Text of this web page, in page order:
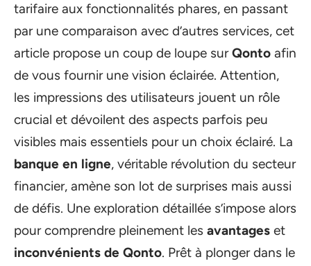
tarifaire aux fonctionnalités phares, en passant
par une comparaison avec d’autres services, cet
article propose un coup de loupe surQonto afin
de vous fournir une vision éclairée. Attention,
les impressions des utilisateurs jouent un rôle
crucial et dévoilent des aspects parfois peu
visibles mais essentiels pour un choix éclairé. La
banque en ligne, véritable révolution du secteur
financier, amène son lot de surprises mais aussi
de défis. Une exploration détaillée s’impose alors
pour comprendre pleinement les avantages et
inconvénients de Qonto. Prêt à plonger dans le